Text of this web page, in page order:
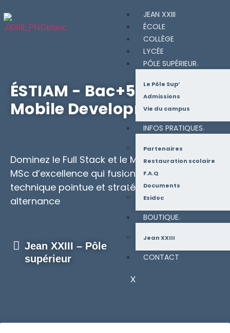
JEAN XXIII
ÉCOLE
COLLÈGE
LYCÉE
PÔLE SUPÉRIEUR
Le Pôle Sup’
Admissions
Vie du campus
INFOS PRATIQUES
Partenaires
Restauration scolaire
F.A.Q
Documents
Esidoc
BOUTIQUE
Jean XXIII
CONTACT
X
ÉSTIAM - Bac+5 Web &
Mobile Development
Dominez le Full Stack et le Mobile avec ce
MSc d’excellence qui fusionne expertise
technique pointue et stratégie sectorielle en
alternance
Jean XXIII – Pôle
supérieur